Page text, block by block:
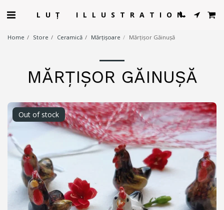
LUȚ ILLUSTRATION
Home Store Ceramică Mărțișoare Mărțișor Găinușă
MĂRȚIȘOR GĂINUȘĂ
Out of stock